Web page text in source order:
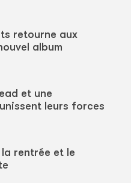
retourne aux
album
et une
leurs forces
rentrée et le